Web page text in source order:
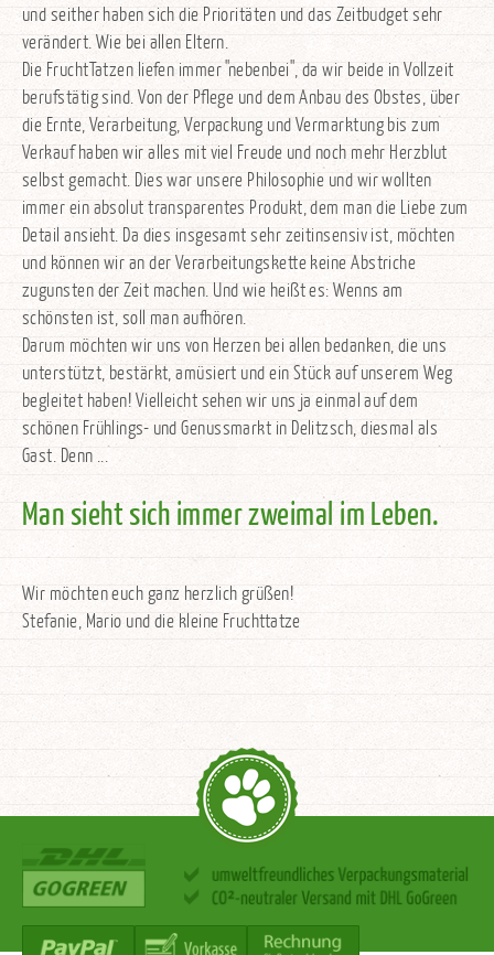
und seither haben sich die Prioritäten und das Zeitbudget sehr
verändert. Wie bei allen Eltern.
Die FruchtTatzen liefen immer "nebenbei", da wir beide in Vollzeit
berufstätig sind. Von der Pflege und dem Anbau des Obstes, über
die Ernte, Verarbeitung, Verpackung und Vermarktung bis zum
Verkauf haben wir alles mit viel Freude und noch mehr Herzblut
selbst gemacht. Dies war unsere Philosophie und wir wollten
immer ein absolut transparentes Produkt, dem man die Liebe zum
Detail ansieht. Da dies insgesamt sehr zeitinsensiv ist, möchten
und können wir an der Verarbeitungskette keine Abstriche
zugunsten der Zeit machen. Und wie heißt es: Wenns am
schönsten ist, soll man aufhören.
Darum möchten wir uns von Herzen bei allen bedanken, die uns
unterstützt, bestärkt, amüsiert und ein Stück auf unserem Weg
begleitet haben! Vielleicht sehen wir uns ja einmal auf dem
schönen Frühlings- und Genussmarkt in Delitzsch, diesmal als
Gast. Denn ...
Man sieht sich immer zweimal im Leben.
Wir möchten euch ganz herzlich grüßen!
Stefanie, Mario und die kleine Fruchttatze